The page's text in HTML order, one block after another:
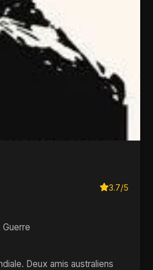
3.7/5
Guerre
Deux amis australiens